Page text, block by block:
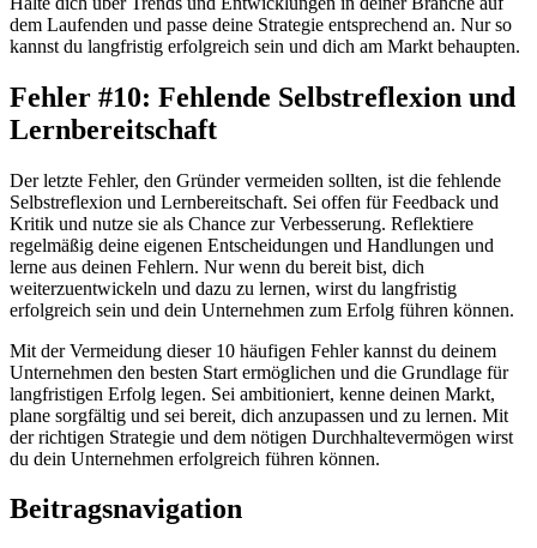
dem Laufenden und passe deine Strategie entsprechend an. Nur so
kannst du langfristig erfolgreich sein und dich am Markt behaupten.
Fehler #10: Fehlende Selbstreflexion und
Lernbereitschaft
Der letzte Fehler, den Gründer vermeiden sollten, ist die fehlende
Selbstreflexion und Lernbereitschaft. Sei offen für Feedback und
Kritik und nutze sie als Chance zur Verbesserung. Reflektiere
regelmäßig deine eigenen Entscheidungen und Handlungen und
lerne aus deinen Fehlern. Nur wenn du bereit bist, dich
weiterzuentwickeln und dazu zu lernen, wirst du langfristig
erfolgreich sein und dein Unternehmen zum Erfolg führen können.
Mit der Vermeidung dieser 10 häufigen Fehler kannst du deinem
Unternehmen den besten Start ermöglichen und die Grundlage für
langfristigen Erfolg legen. Sei ambitioniert, kenne deinen Markt,
plane sorgfältig und sei bereit, dich anzupassen und zu lernen. Mit
der richtigen Strategie und dem nötigen Durchhaltevermögen wirst
du dein Unternehmen erfolgreich führen können.
Beitragsnavigation